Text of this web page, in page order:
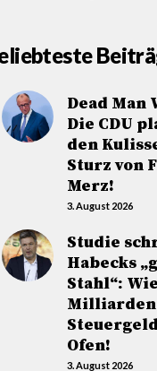
Dead Man
Die CDU
den
Sturz von
Merz!
3. August 2026
Studie
Habecks
Stahl“:
Milliarden
Ofen!
3. August 2026